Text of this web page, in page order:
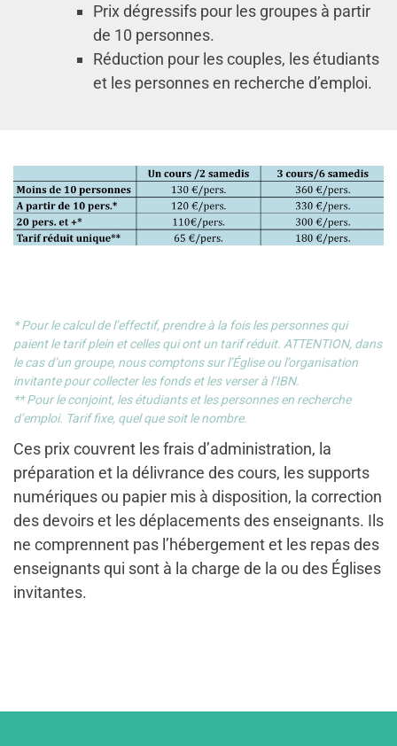
Prix dégressifs pour les groupes à partir
de 10 personnes.
Réduction pour les couples, les étudiants
et les personnes en recherche d’emploi.
* Pour le calcul de l’effectif, prendre à la fois les personnes qui
paient le tarif plein et celles qui ont un tarif réduit. ATTENTION, dans
le cas d’un groupe, nous comptons sur l’Église ou l’organisation
invitante pour collecter les fonds et les verser à l’IBN.
** Pour le conjoint, les étudiants et les personnes en recherche
d’emploi. Tarif fixe, quel que soit le nombre.
Ces prix couvrent les frais d’administration, la
préparation et la délivrance des cours, les supports
numériques ou papier mis à disposition, la correction
des devoirs et les déplacements des enseignants. Ils
ne comprennent pas l’hébergement et les repas des
enseignants qui sont à la charge de la ou des Églises
invitantes.